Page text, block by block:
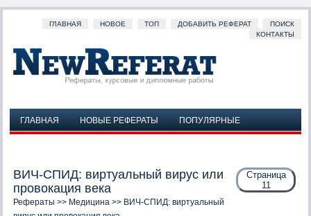
ГЛАВНАЯ НОВОЕ ТОП ДОБАВИТЬ РЕФЕРАТ
ПОИСК
КОНТАКТЫ
ГЛАВНАЯ НОВЫЕ РЕФЕРАТЫ
ПОПУЛЯРНЫЕ
Страница
11
ВИЧ-СПИД: виртуальный вирус или
провокация века
Рефераты >> Медицина >> ВИЧ-СПИД: виртуальный